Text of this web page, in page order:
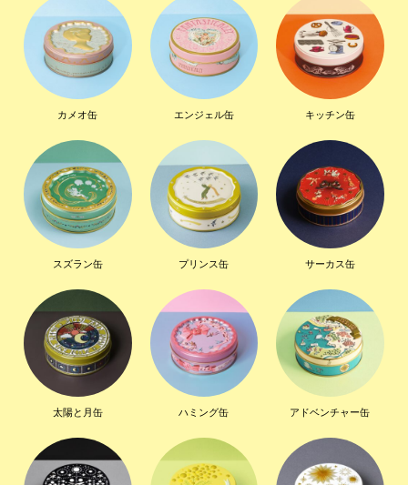
カメオ缶 エンジェル缶 キッチン缶
スズラン缶 プリンス缶 サーカス缶
太陽と月缶 ハミング缶 アドベンチャー缶